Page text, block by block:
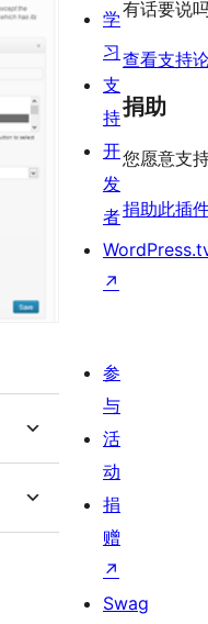
价
有话要说
查看支持
捐助
您愿意支
捐助此插
学
习
支
持
开
发
者
↗
参
与
活
动
捐
赠
↗
Swag